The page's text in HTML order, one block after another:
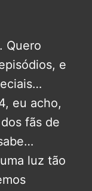
Quero
e
eu acho,
fãs de
luz tão